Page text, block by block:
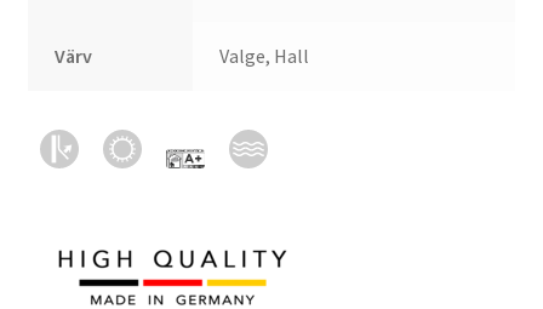
Värv Valge, Hall